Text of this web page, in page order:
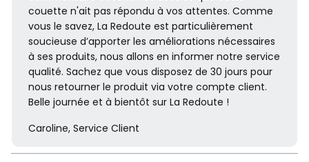
couette n'ait pas répondu à vos attentes. Comme
vous le savez, La Redoute est particulièrement
soucieuse d’apporter les améliorations nécessaires
à ses produits, nous allons en informer notre service
qualité. Sachez que vous disposez de 30 jours pour
nous retourner le produit via votre compte client.
Belle journée et à bientôt sur La Redoute !
Caroline, Service Client